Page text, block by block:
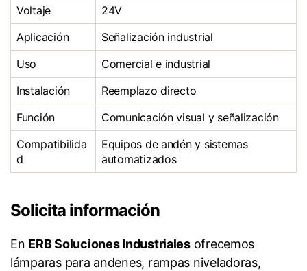
Voltaje
24V
Aplicación
Señalización industrial
Uso
Comercial e industrial
Instalación
Reemplazo directo
Función
Comunicación visual y señalización
Compatibilida
d
Equipos de andén y sistemas
automatizados
Solicita información
En ERB Soluciones Industrialesofrecemos
lámparas para andenes, rampas niveladoras,